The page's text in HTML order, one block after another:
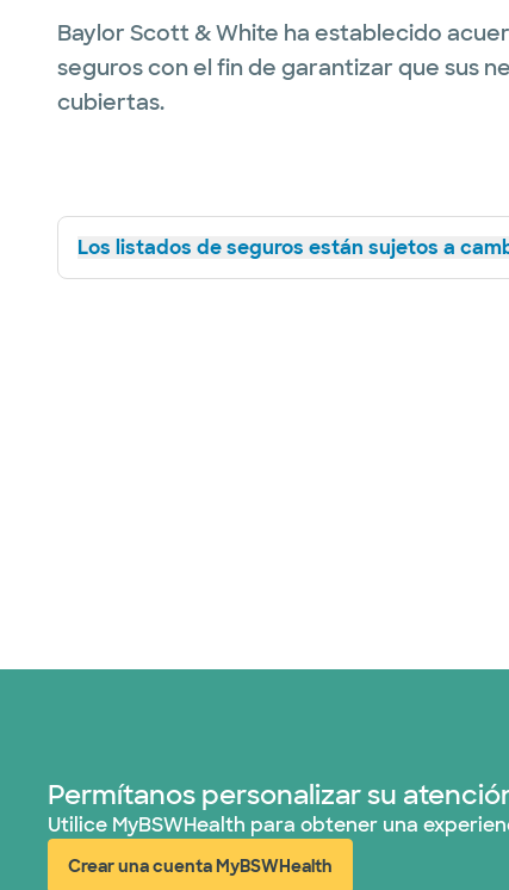
Baylor Scott & White ha establecido
seguros con el fin de garantizar que sus
cubiertas.
Los listados de seguros están sujetos a
Permítanos personalizar su
Utilice MyBSWHealth para obtener una
Crear una cuenta MyBSWHealth
(abre en ventana nueva)